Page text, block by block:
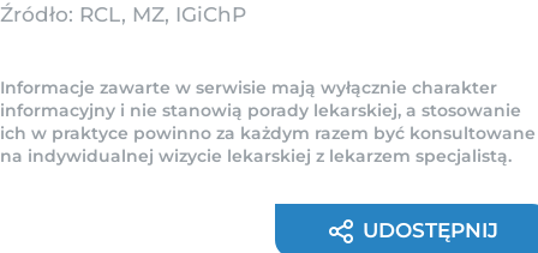
Źródło: RCL, MZ, IGiChP
Informacje zawarte w serwisie mają wyłącznie charakter
informacyjny i nie stanowią porady lekarskiej, a stosowanie
ich w praktyce powinno za każdym razem być konsultowane
na indywidualnej wizycie lekarskiej z lekarzem specjalistą.
UDOSTĘPNIJ